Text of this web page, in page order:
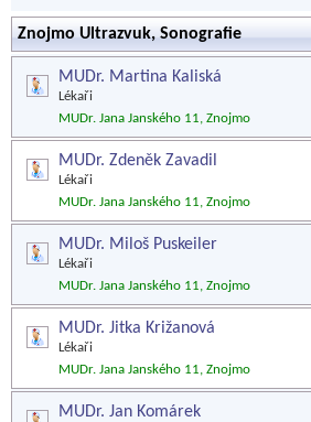
Znojmo Ultrazvuk, Sonografie
MUDr. Martina Kaliská
Lékaři
MUDr. Jana Janského 11, Znojmo
MUDr. Zdeněk Zavadil
Lékaři
MUDr. Jana Janského 11, Znojmo
MUDr. Miloš Puskeiler
Lékaři
MUDr. Jana Janského 11, Znojmo
MUDr. Jitka Križanová
Lékaři
MUDr. Jana Janského 11, Znojmo
MUDr. Jan Komárek